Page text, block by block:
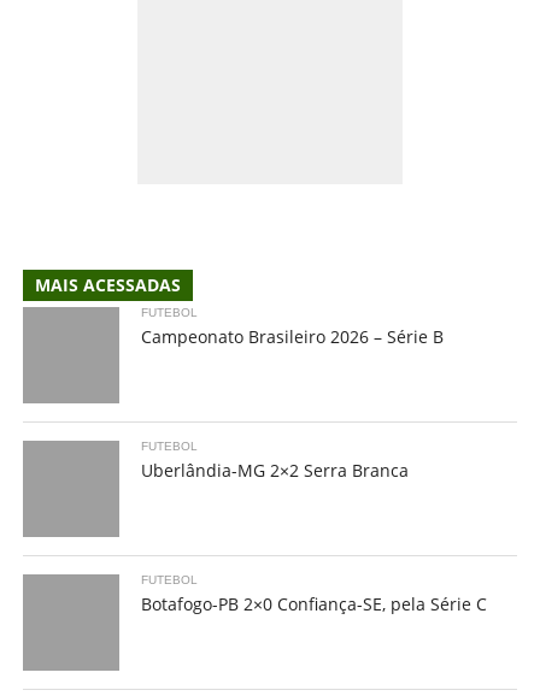
MAIS ACESSADAS
FUTEBOL
Campeonato Brasileiro 2026 – Série B
FUTEBOL
Uberlândia-MG 2×2 Serra Branca
FUTEBOL
Botafogo-PB 2×0 Confiança-SE, pela Série C